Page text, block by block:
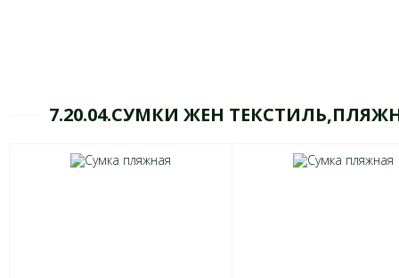
7.20.04.СУМКИ ЖЕН